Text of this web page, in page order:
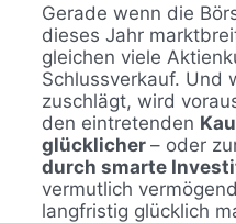
Gerade wenn die
dieses Jahr
gleichen viele
Schlussverkauf. Und
zuschlägt, wird
den eintretenden
glücklicher – oder
durch smarte
vermutlich
langfristig glücklich